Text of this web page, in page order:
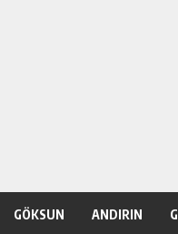
GÖKSUN ANDIRIN